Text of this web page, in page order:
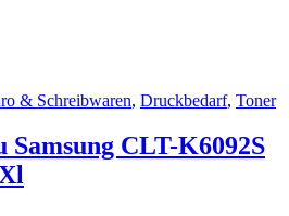
& Schreibwaren, Druckbedarf, Toner
CLT-K6092S